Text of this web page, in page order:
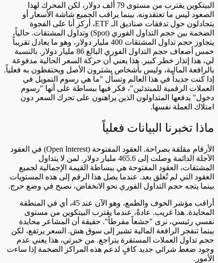
البيتكوين يقترب من مستوى 79 ألف دولار، لكن المحرك لهذا
الصعود ليس ما تعتقدونه. بينما يراقب الجميع شاشة الأسعار أو
يتجادلون حول تدفقات صناديق الـ ETF، أركز أنا على الفجوة
الضخمة بين حجم التداول الفوري (Spot) وتداول المشتقات. حالياً،
يتجاوز حجم تداول المشتقات 400 مليار دولار، وهو ما يعادل تقريباً
خمس أضعاف حجم التداول الفوري البالغ 86 مليار دولار. بالنسبة
لي، هذا إنذار خطر كبير. هذا يعني أن حركة السعر الحالية مدفوعة
بالرافعة المالية، وليس بأشخاص يشترون الأصل ويحتفظون به فعلياً.
إذا كنت جديداً في هذا العالم وتسأل "ما هي رسوم التمويل في
العملات الرقمية للمبتدئين"، فكر فيها ببساطة على أنها "رسوم
دخول" يدفعها المتداولون الذين يراهنون على تحرك السعر دون
امتلاك العملة نفسها.
ماذا تخبرنا البيانات فعلياً
الأرقام مقلقة بصراحة. العقود المفتوحة (Open Interest) في العقود
الآجلة الدائمة وصلت إلى 465.6 مليار دولار. لمن لا يتداول
المشتقات، العقود المفتوحة هي ببساطة القيمة الإجمالية لجميع
العقود التي لم تُغلق بعد. عندما يصل هذا الرقم إلى هذه المستويات
بينما يتجه حجم التداول الفوري نحو الانخفاض، نصبح في وضع حرج.
أراقب مؤشر الخوف والطمع، وهو الآن عند 45، أي في المنطقة
المحايدة. هذا غريب. عادةً، عندما يقترب البيتكوين من مستوى
نفسي رئيسي، نرى "جشعاً مفرطاً". حقيقة أن المشاعر محايدة
بينما تنفجر الرافعة المالية تشير إلى سوق هش. السعر يرتفع، لكن
حجم تداول العملات المستقرة يتراجع. من خبرتي، هذا يعني عدم
وجود ضغط شرائي جديد كافٍ لدعم هذه المراكز الضخمة إذا ساءت
الأمور.